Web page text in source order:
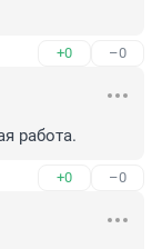
+0 –0
работа.
+0 –0